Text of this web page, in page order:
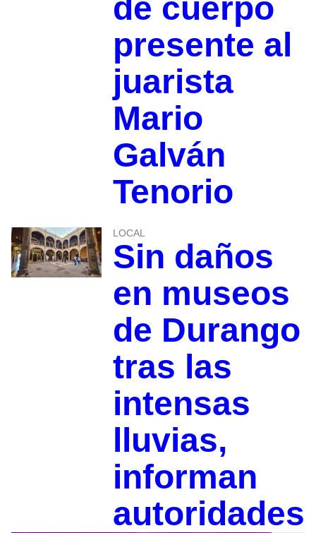
de cuerpo
presente al
juarista
Mario
Galván
Tenorio
LOCAL
Sin daños
en museos
de Durango
tras las
intensas
lluvias,
informan
autoridades